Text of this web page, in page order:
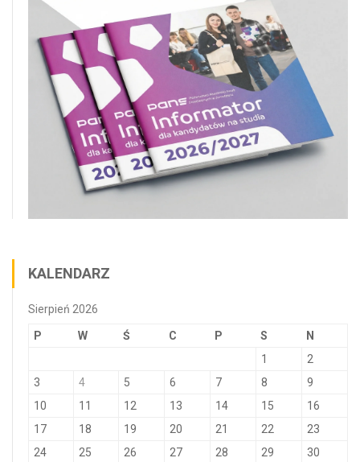
KALENDARZ
Sierpień 2026
P W Ś C P S
N
1
2
3
4 5 6 7 8
9
10
11 12 13 14 15
16
17
18 19 20 21 22
23
24
25 26 27 28 29 30